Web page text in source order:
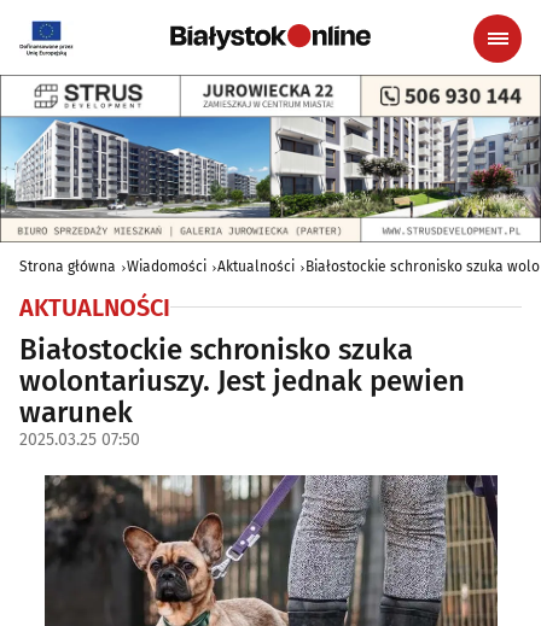
Strona główna Wiadomości Aktualności Białostockie schronisko szuka
AKTUALNOŚCI
Białostockie schronisko szuka
wolontariuszy. Jest jednak pewien
warunek
2025.03.25 07:50